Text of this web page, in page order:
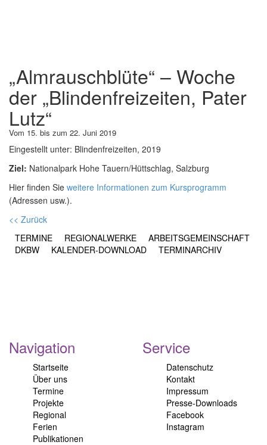
„Almrauschblüte“ – Woche
der „Blindenfreizeiten, Pater
Lutz“
Vom 15. bis zum 22. Juni 2019
Eingestellt unter: Blindenfreizeiten, 2019
Ziel: Nationalpark Hohe Tauern/Hüttschlag, Salzburg
Hier finden Sie weitere Informationen zum Kursprogramm
(Adressen usw.).
<< Zurück
TERMINE
REGIONALWERKE
ARBEITSGEMEINSCHAFT
DKBW
KALENDER-DOWNLOAD TERMINARCHIV
Navigation
Startseite
Über uns
Termine
Projekte
Regional
Ferien
Publikationen
Service
Datenschutz
Kontakt
Impressum
Presse-Downloads
Facebook
Instagram